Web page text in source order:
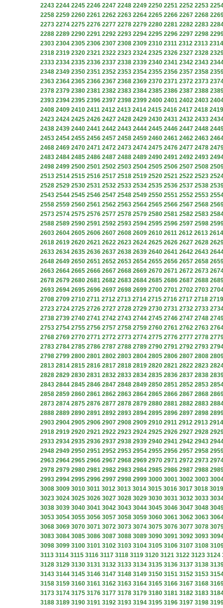
2243 2244 2245 2246 2247 2248 2249 2250 2251 2252 2253
2258 2259 2260 2261 2262 2263 2264 2265 2266 2267 2268
2273 2274 2275 2276 2277 2278 2279 2280 2281 2282 2283
2288 2289 2290 2291 2292 2293 2294 2295 2296 2297 2298
2303 2304 2305 2306 2307 2308 2309 2310 2311 2312 2313 2314
2318 2319 2320 2321 2322 2323 2324 2325 2326 2327 2328
2333 2334 2335 2336 2337 2338 2339 2340 2341 2342 2343
2348 2349 2350 2351 2352 2353 2354 2355 2356 2357 2358
2363 2364 2365 2366 2367 2368 2369 2370 2371 2372 2373
2378 2379 2380 2381 2382 2383 2384 2385 2386 2387 2388
2393 2394 2395 2396 2397 2398 2399 2400 2401 2402 2403
2408 2409 2410 2411 2412 2413 2414 2415 2416 2417 2418 2419
2423 2424 2425 2426 2427 2428 2429 2430 2431 2432 2433
2438 2439 2440 2441 2442 2443 2444 2445 2446 2447 2448
2453 2454 2455 2456 2457 2458 2459 2460 2461 2462 2463
2468 2469 2470 2471 2472 2473 2474 2475 2476 2477 2478
2483 2484 2485 2486 2487 2488 2489 2490 2491 2492 2493
2498 2499 2500 2501 2502 2503 2504 2505 2506 2507 2508
2513 2514 2515 2516 2517 2518 2519 2520 2521 2522 2523
2528 2529 2530 2531 2532 2533 2534 2535 2536 2537 2538
2543 2544 2545 2546 2547 2548 2549 2550 2551 2552 2553
2558 2559 2560 2561 2562 2563 2564 2565 2566 2567 2568
2573 2574 2575 2576 2577 2578 2579 2580 2581 2582 2583
2588 2589 2590 2591 2592 2593 2594 2595 2596 2597 2598
2603 2604 2605 2606 2607 2608 2609 2610 2611 2612 2613 2614
2618 2619 2620 2621 2622 2623 2624 2625 2626 2627 2628
2633 2634 2635 2636 2637 2638 2639 2640 2641 2642 2643
2648 2649 2650 2651 2652 2653 2654 2655 2656 2657 2658
2663 2664 2665 2666 2667 2668 2669 2670 2671 2672 2673
2678 2679 2680 2681 2682 2683 2684 2685 2686 2687 2688
2693 2694 2695 2696 2697 2698 2699 2700 2701 2702 2703
2708 2709 2710 2711 2712 2713 2714 2715 2716 2717 2718 2719
2723 2724 2725 2726 2727 2728 2729 2730 2731 2732 2733
2738 2739 2740 2741 2742 2743 2744 2745 2746 2747 2748
2753 2754 2755 2756 2757 2758 2759 2760 2761 2762 2763
2768 2769 2770 2771 2772 2773 2774 2775 2776 2777 2778
2783 2784 2785 2786 2787 2788 2789 2790 2791 2792 2793
2798 2799 2800 2801 2802 2803 2804 2805 2806 2807 2808
2813 2814 2815 2816 2817 2818 2819 2820 2821 2822 2823
2828 2829 2830 2831 2832 2833 2834 2835 2836 2837 2838
2843 2844 2845 2846 2847 2848 2849 2850 2851 2852 2853
2858 2859 2860 2861 2862 2863 2864 2865 2866 2867 2868
2873 2874 2875 2876 2877 2878 2879 2880 2881 2882 2883
2888 2889 2890 2891 2892 2893 2894 2895 2896 2897 2898
2903 2904 2905 2906 2907 2908 2909 2910 2911 2912 2913 2914
2918 2919 2920 2921 2922 2923 2924 2925 2926 2927 2928
2933 2934 2935 2936 2937 2938 2939 2940 2941 2942 2943
2948 2949 2950 2951 2952 2953 2954 2955 2956 2957 2958
2963 2964 2965 2966 2967 2968 2969 2970 2971 2972 2973
2978 2979 2980 2981 2982 2983 2984 2985 2986 2987 2988
2993 2994 2995 2996 2997 2998 2999 3000 3001 3002 3003
3008 3009 3010 3011 3012 3013 3014 3015 3016 3017 3018 3019
3023 3024 3025 3026 3027 3028 3029 3030 3031 3032 3033
3038 3039 3040 3041 3042 3043 3044 3045 3046 3047 3048
3053 3054 3055 3056 3057 3058 3059 3060 3061 3062 3063
3068 3069 3070 3071 3072 3073 3074 3075 3076 3077 3078
3083 3084 3085 3086 3087 3088 3089 3090 3091 3092 3093
3098 3099 3100 3101 3102 3103 3104 3105 3106 3107 3108
3113 3114 3115 3116 3117 3118 3119 3120 3121 3122 3123 3124
3128 3129 3130 3131 3132 3133 3134 3135 3136 3137 3138
3143 3144 3145 3146 3147 3148 3149 3150 3151 3152 3153
3158 3159 3160 3161 3162 3163 3164 3165 3166 3167 3168
3173 3174 3175 3176 3177 3178 3179 3180 3181 3182 3183
3188 3189 3190 3191 3192 3193 3194 3195 3196 3197 3198